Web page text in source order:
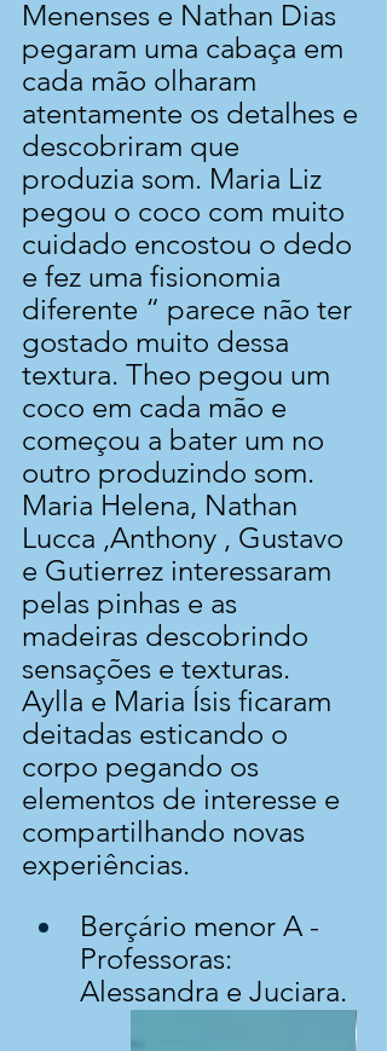
Menenses e Nathan Dias
pegaram uma cabaça em
cada mão olharam
atentamente os detalhes e
descobriram que
produzia som. Maria Liz
pegou o coco com muito
cuidado encostou o dedo
e fez uma fisionomia
diferente “ parece não ter
gostado muito dessa
textura. Theo pegou um
coco em cada mão e
começou a bater um no
outro produzindo som.
Maria Helena, Nathan
Lucca ,Anthony , Gustavo
e Gutierrez interessaram
pelas pinhas e as
madeiras descobrindo
sensações e texturas.
Aylla e Maria Ísis ficaram
deitadas esticando o
corpo pegando os
elementos de interesse e
compartilhando novas
experiências.
Berçário menor A -
Professoras:
Alessandra e Juciara.